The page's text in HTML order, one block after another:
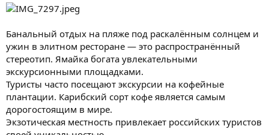
Банальный отдых на пляже под раскалённым солнцем и
ужин в элитном ресторане — это распространённый
стереотип. Ямайка богата увлекательными
экскурсионными площадками.
Туристы часто посещают экскурсии на кофейные
плантации. Карибский сорт кофе является самым
дорогостоящим в мире.
Экзотическая местность привлекает российских туристов